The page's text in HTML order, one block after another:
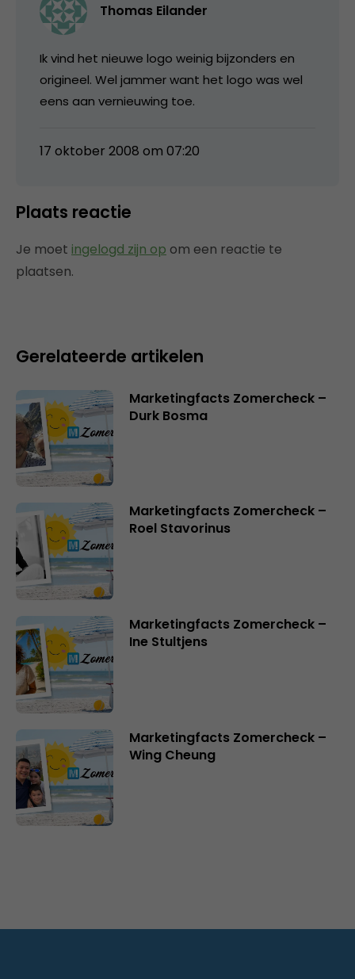
Thomas Eilander
Ik vind het nieuwe logo weinig bijzonders en
origineel. Wel jammer want het logo was wel
eens aan vernieuwing toe.
17 oktober 2008 om 07:20
Plaats reactie
Je moet ingelogd zijn op om een reactie te
plaatsen.
Gerelateerde artikelen
Marketingfacts Zomercheck –
Durk Bosma
Marketingfacts Zomercheck –
Roel Stavorinus
Marketingfacts Zomercheck –
Ine Stultjens
Marketingfacts Zomercheck –
Wing Cheung